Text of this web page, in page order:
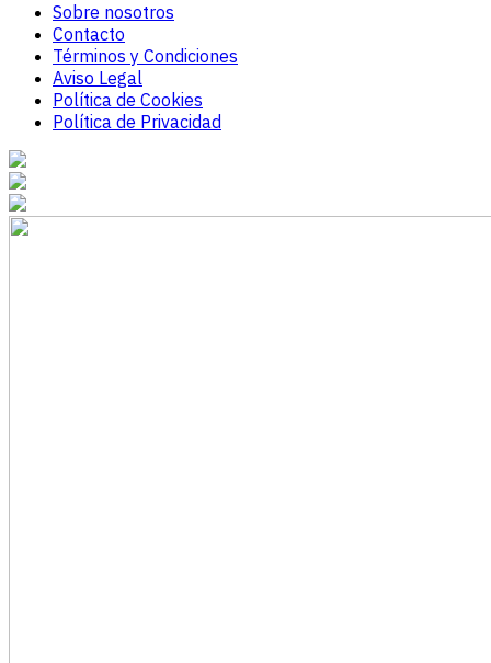
Sobre nosotros
Contacto
Términos y Condiciones
Aviso Legal
Política de Cookies
Política de Privacidad